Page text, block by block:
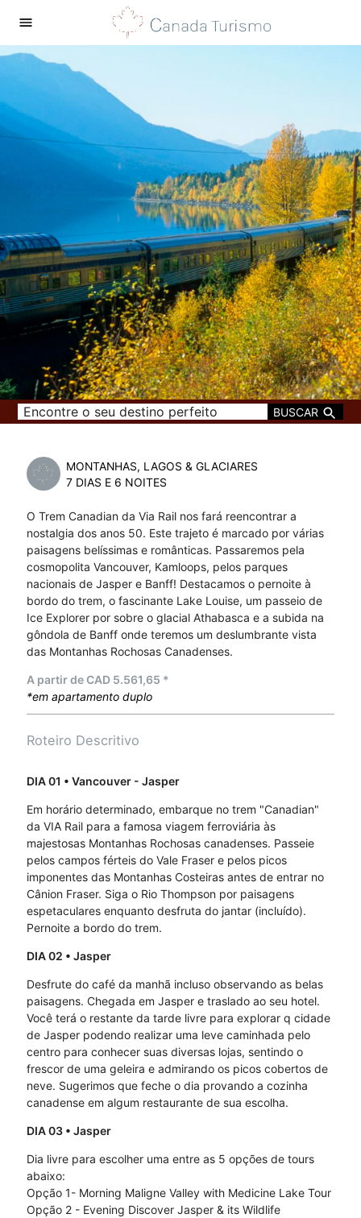
BUSCAR
MONTANHAS, LAGOS & GLACIARES
7 DIAS E 6 NOITES
O Trem Canadian da Via Rail nos fará reencontrar a
nostalgia dos anos 50. Este trajeto é marcado por várias
paisagens belíssimas e românticas. Passaremos pela
cosmopolita Vancouver, Kamloops, pelos parques
nacionais de Jasper e Banff! Destacamos o pernoite à
bordo do trem, o fascinante Lake Louise, um passeio de
Ice Explorer por sobre o glacial Athabasca e a subida na
gôndola de Banff onde teremos um deslumbrante vista
das Montanhas Rochosas Canadenses.
A partir de CAD 5.561,65 *
*em apartamento duplo
Roteiro Descritivo
DIA 01 • Vancouver - Jasper
Em horário determinado, embarque no trem "Canadian"
da VIA Rail para a famosa viagem ferroviária às
majestosas Montanhas Rochosas canadenses. Passeie
pelos campos férteis do Vale Fraser e pelos picos
imponentes das Montanhas Costeiras antes de entrar no
Cânion Fraser. Siga o Rio Thompson por paisagens
espetaculares enquanto desfruta do jantar (incluído).
Pernoite a bordo do trem.
DIA 02 • Jasper
Desfrute do café da manhã incluso observando as belas
paisagens. Chegada em Jasper e traslado ao seu hotel.
Você terá o restante da tarde livre para explorar q cidade
de Jasper podendo realizar uma leve caminhada pelo
centro para conhecer suas diversas lojas, sentindo o
frescor de uma geleira e admirando os picos cobertos de
neve. Sugerimos que feche o dia provando a cozinha
canadense em algum restaurante de sua escolha.
DIA 03• Jasper
Dia livre para escolher uma entre as 5 opções de tours
abaixo:
Opção 1- Morning Maligne Valley with Medicine Lake Tour
Opção 2 - Evening Discover Jasper & its Wildlife